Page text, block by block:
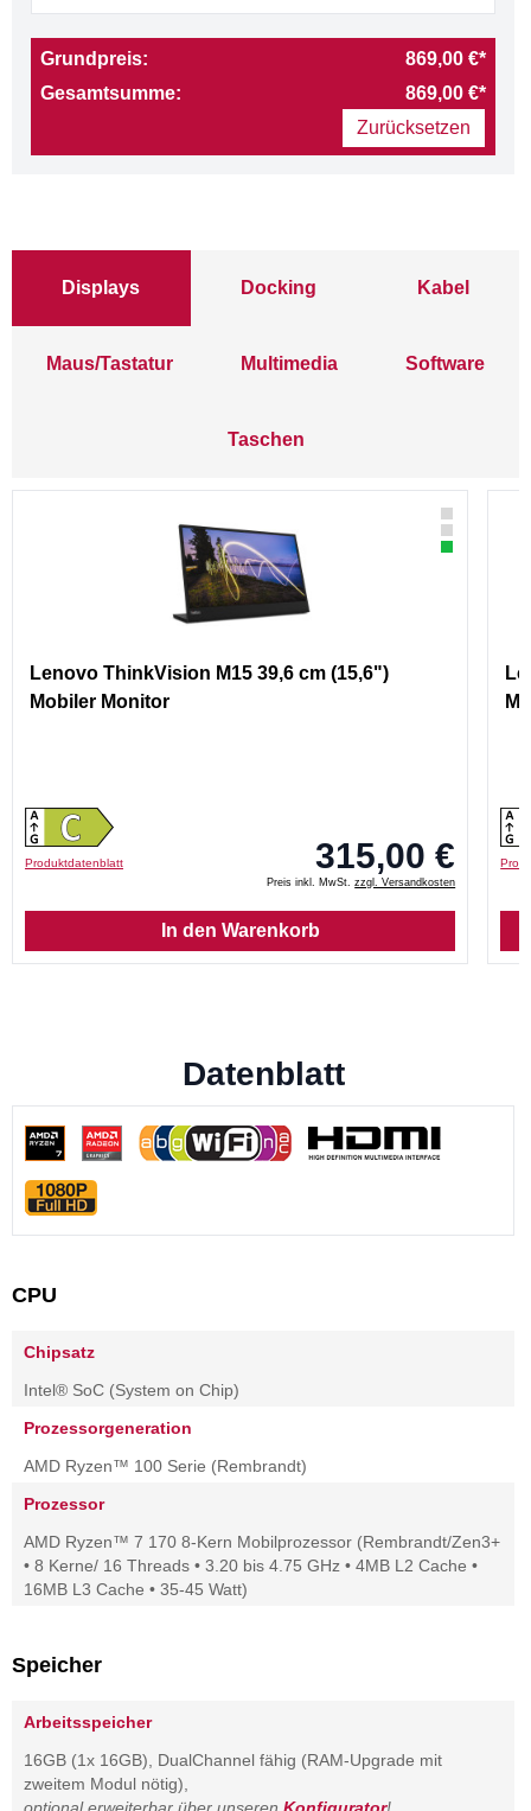
Grundpreis:
869,00 €*
Gesamtsumme:
869,00 €*
Zurücksetzen
Displays Docking Kabel
Maus/Tastatur Multimedia Software
Taschen
Lenovo ThinkVision M15 39,6 cm (15,6")
Mobiler Monitor
Produktdatenblatt 315,00 €
Preis inkl. MwSt.zzgl. Versandkosten
In den Warenkorb
Datenblatt
CPU
Chipsatz
Intel® SoC (System on Chip)
Prozessorgeneration
AMD Ryzen™ 100 Serie (Rembrandt)
Prozessor
AMD Ryzen™ 7 170 8-Kern Mobilprozessor (Rembrandt/Zen3+
• 8 Kerne/ 16 Threads • 3.20 bis 4.75 GHz • 4MB L2 Cache •
16MB L3 Cache • 35-45 Watt)
Speicher
Arbeitsspeicher
16GB (1x 16GB), DualChannel fähig (RAM-Upgrade mit
zweitem Modul nötig),
optional erweiterbar über unseren Konfigurator!